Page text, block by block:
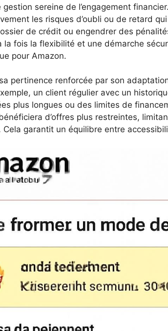
sereine de l’engagement
les risques d’oubli ou de retard
de crédit ou engendrer des
la fois la flexibilité et une démarche
pour Amazon.
pertinence renforcée par son
un client régulier avec un
plus longues ou des limites de
d’offres plus restreintes,
Cela garantit un équilibre entre